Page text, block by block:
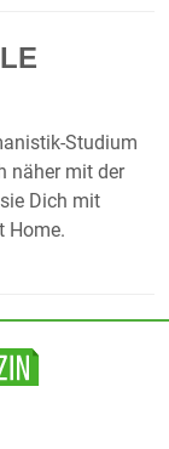
Studium
näher mit der
Dich mit
Home.